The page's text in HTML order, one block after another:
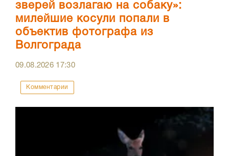
зверей возлагаю на собаку»:
милейшие косули попали в
объектив фотографа из
Волгограда
09.08.2026 17:30
Комментарии